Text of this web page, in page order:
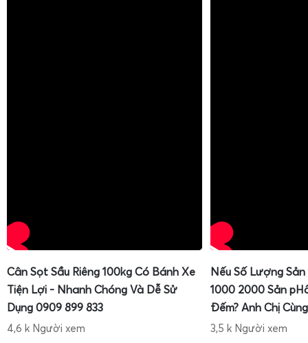
Cân Sọt Sầu Riêng 100kg Có Bánh Xe
Tiện Lợi - Nhanh Chóng Và Dễ Sử
Dụng 0909 899 833
4,6 k Người xem
Nếu Số Lượng
1000 2000 Sản
Đếm? Anh Chị
3,5 k Người xem